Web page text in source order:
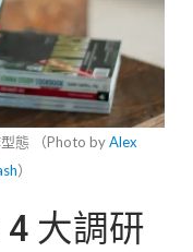
態 （Photo byAlex
）
大調研